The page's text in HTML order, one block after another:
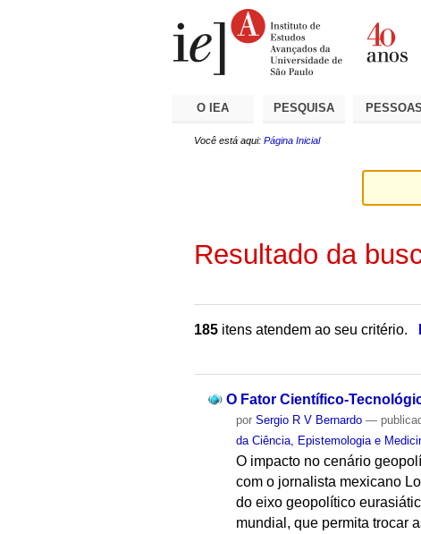
O IEA PESQUISA PESSOAS
Você está aqui: Página Inicial
Resultado da
185 itens atendem ao seu critério.
O Fator Científico-
porSergio R V Bernardo —
da Ciência, Epistemologia e
O impacto no cenário
com o jornalista mexicano
do eixo geopolítico
mundial, que permita trocar